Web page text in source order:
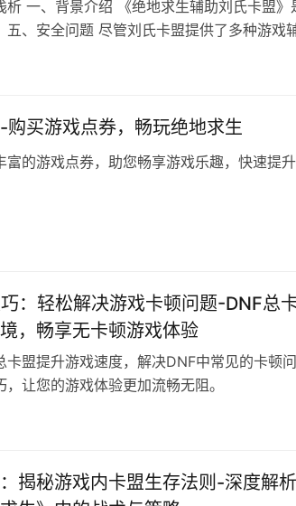
和反馈来了解这个卡盟的真实情况。选择一
幕：刘氏卡盟的灰色产业链-《绝
解析刘氏卡盟辅助工具的影响与应
五、安全问题 尽管刘氏卡盟提供了多种游戏
买游戏点券，畅玩绝地求生
富的游戏点券，助您畅享游戏乐趣，快速提